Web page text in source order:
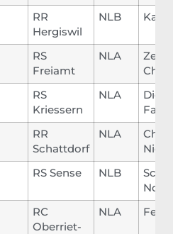
RR
Hergiswil
NLB Karl
RS
Freiamt
NLA
RS
Kriessern
NLA
Fabio
RR
Schattdorf
NLA
RS Sense NLB
Noah
RC
Oberriet-
NLA